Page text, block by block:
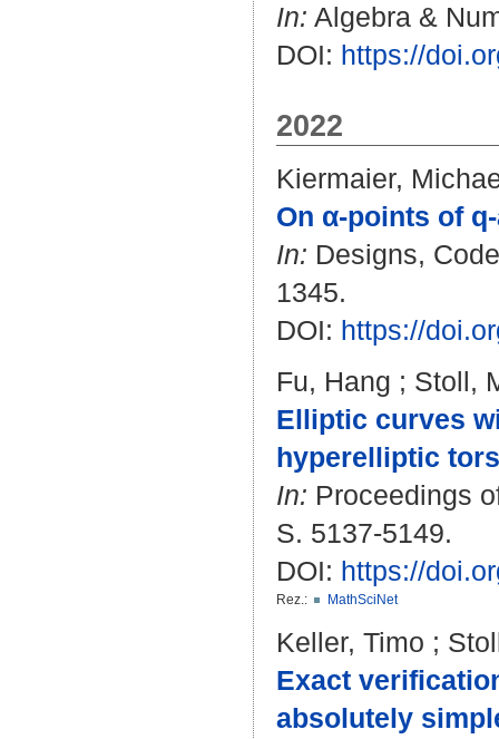
In: Algebra &
DOI: https://
2022
Kiermaier,
On α-points of
In: Designs,
1345.
DOI: https://
Fu, Hang ; Stoll,
Elliptic curves
hyperelliptic
In: Proceedings
S. 5137-5149.
DOI: https://
Rez.: MathSciNet
Keller, Timo ;
Exact
absolutely